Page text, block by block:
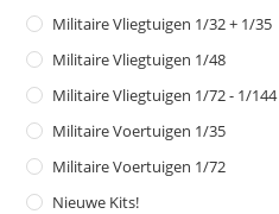
Militaire Vliegtuigen 1/32 + 1/35
Militaire Vliegtuigen 1/48
Militaire Vliegtuigen 1/72 - 1/144
Militaire Voertuigen 1/35
Militaire Voertuigen 1/72
Nieuwe Kits!